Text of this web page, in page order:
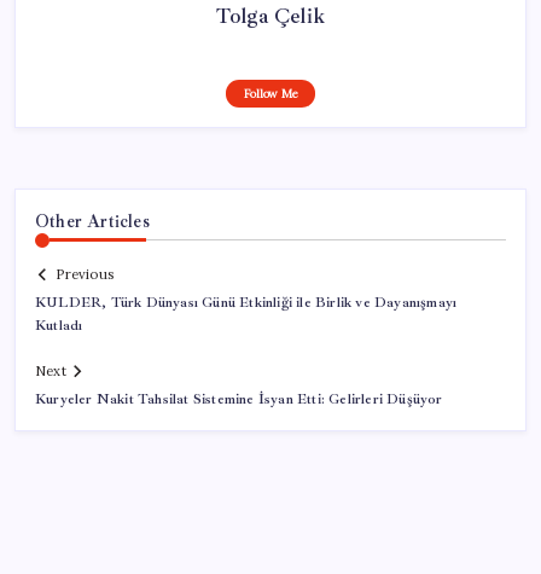
Tolga Çelik
Follow Me
Other Articles
Previous
KULDER, Türk Dünyası Günü Etkinliği ile Birlik ve Dayanışmayı
Kutladı
Next
Kuryeler Nakit Tahsilat Sistemine İsyan Etti: Gelirleri Düşüyor